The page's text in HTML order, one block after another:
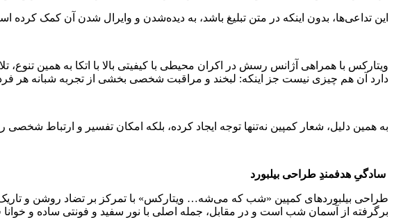
این تداعی‌ها، بدون اینکه در متن تبلیغ باشد، به دیده‌شدن و وایرال شدن آن کمک کرده
ویتارکس با همراهی آژانس رسش در اکران محیطی با کیفیتی بالا با اتکا به همین
دارد آن هم چیزی نیست جز اینکه: لبخند و مراقبت شخصی بخشی از تجربه شبانه هر
به همین دلیل، شعار کمپین نه‌تنها توجه ایجاد کرده، بلکه امکان تفسیر و ارتباط
سادگیِ هدفمندِ طراحی بیلبورد
طراحی بیلبوردهای کمپین «شب که می‌شه… ویتارکس» با تمرکز بر تضاد روشن و
برگرفته از آسمان شب است و در مقابل، جمله اصلی با نور سفید و فونتی ساده و خوانا